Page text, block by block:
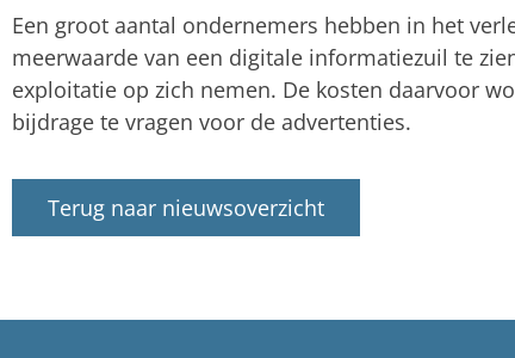
Een groot aantal ondernemers hebben in het
meerwaarde van een digitale informatiezuil te
exploitatie op zich nemen. De kosten daarvoor
bijdrage te vragen voor de advertenties.
Terug naar nieuwsoverzicht